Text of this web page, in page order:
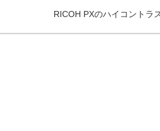
RICOH PXのハイコントラ